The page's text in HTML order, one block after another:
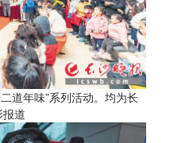
道年味”系列活动。均为长
道